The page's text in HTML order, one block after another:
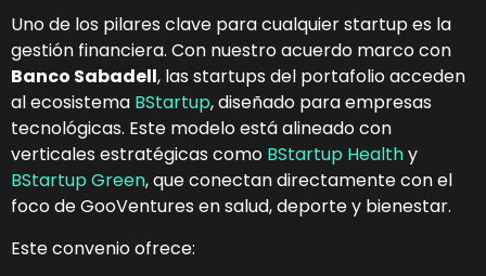
Uno de los pilares clave para cualquier startup es la
gestión financiera. Con nuestro acuerdo marco con
Banco Sabadell, las startups del portafolio acceden
al ecosistema BStartup, diseñado para empresas
tecnológicas. Este modelo está alineado con
verticales estratégicas como BStartup Healthy
BStartup Green, que conectan directamente con el
foco de GooVentures en salud, deporte y bienestar.
Este convenio ofrece: